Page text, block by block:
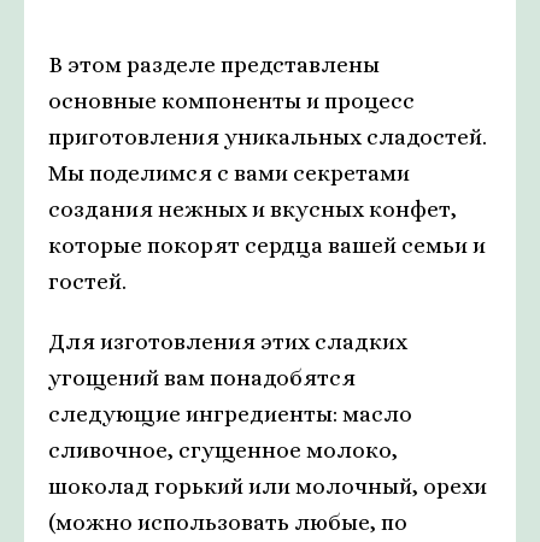
В этом разделе представлены
основные компоненты и процесс
приготовления уникальных сладостей.
Мы поделимся с вами секретами
создания нежных и вкусных конфет,
которые покорят сердца вашей семьи и
гостей.
Для изготовления этих сладких
угощений вам понадобятся
следующие ингредиенты: масло
сливочное, сгущенное молоко,
шоколад горький или молочный, орехи
(можно использовать любые, по